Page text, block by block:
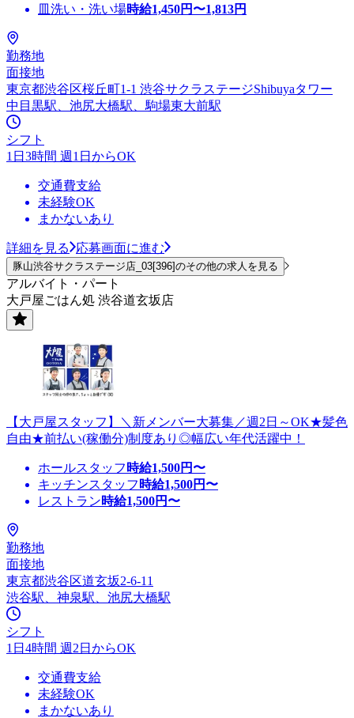
皿洗い・洗い場時給1,450円〜1,813円
勤務地
面接地
東京都渋谷区桜丘町1-1 渋谷サクラステージShibuyaタワー
中目黒駅、池尻大橋駅、駒場東大前駅
シフト
1日3時間 週1日からOK
交通費支給
未経験OK
まかないあり
詳細を見る 応募画面に進む
豚山渋谷サクラステージ店_03[396]のその他の求人を見る
アルバイト・パート
大戸屋ごはん処 渋谷道玄坂店
【大戸屋スタッフ】＼新メンバー大募集／週2日～OK★髪色
自由★前払い(稼働分)制度あり◎幅広い年代活躍中！
ホールスタッフ 時給1,500円〜
キッチンスタッフ 時給1,500円〜
レストラン時給1,500円〜
勤務地
面接地
東京都渋谷区道玄坂2-6-11
渋谷駅、神泉駅、池尻大橋駅
シフト
1日4時間 週2日からOK
交通費支給
未経験OK
まかないあり